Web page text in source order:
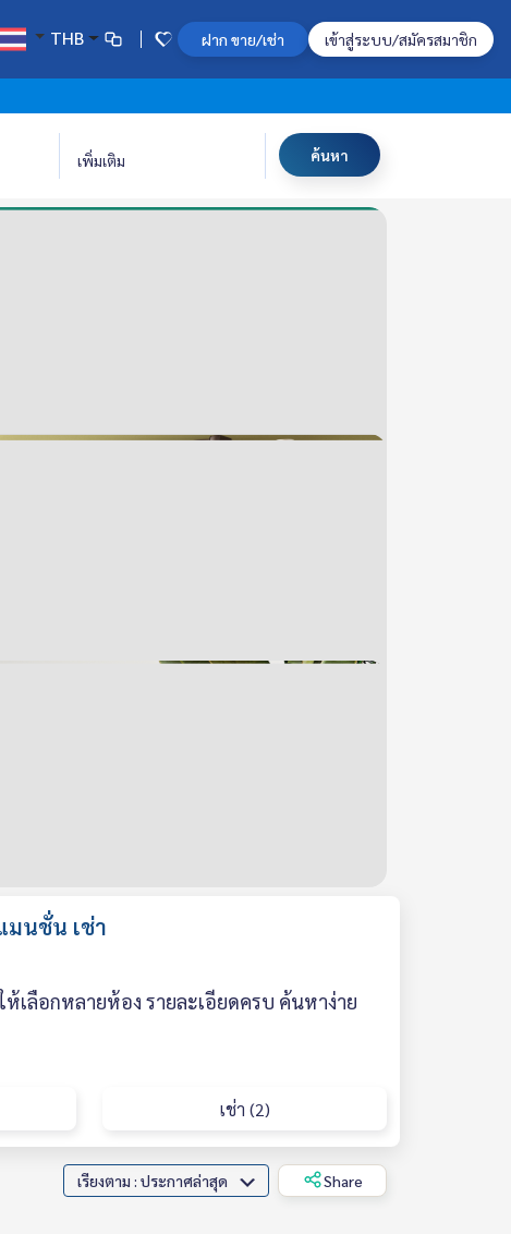
THB ฝาก ขาย/เช่า เข้าสู่ระบบ/สมัครสมาชิก
เพิ่มเติม ค้นหา
มนชั่น เช่า
เลือกหลายห้อง รายละเอียดครบ ค้นหาง่าย
เช่า (2)
เรียงตาม : ประกาศล่าสุด Share